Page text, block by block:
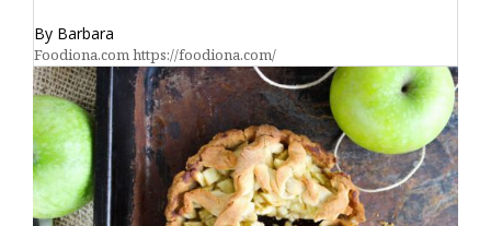
By Barbara
Foodiona.com https://foodiona.com/